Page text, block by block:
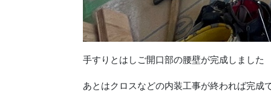
手すりとはしご開口部の腰壁が完成しました
あとはクロスなどの内装工事が終われば完成